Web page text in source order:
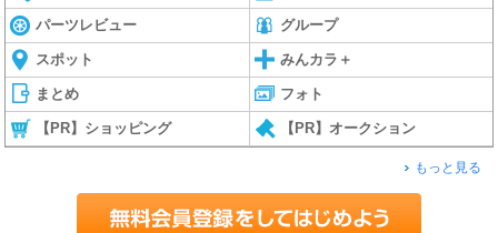
パーツレビュー グループ
スポット みんカラ＋
まとめ フォト
【PR】ショッピング 【PR】オークション
もっと見る